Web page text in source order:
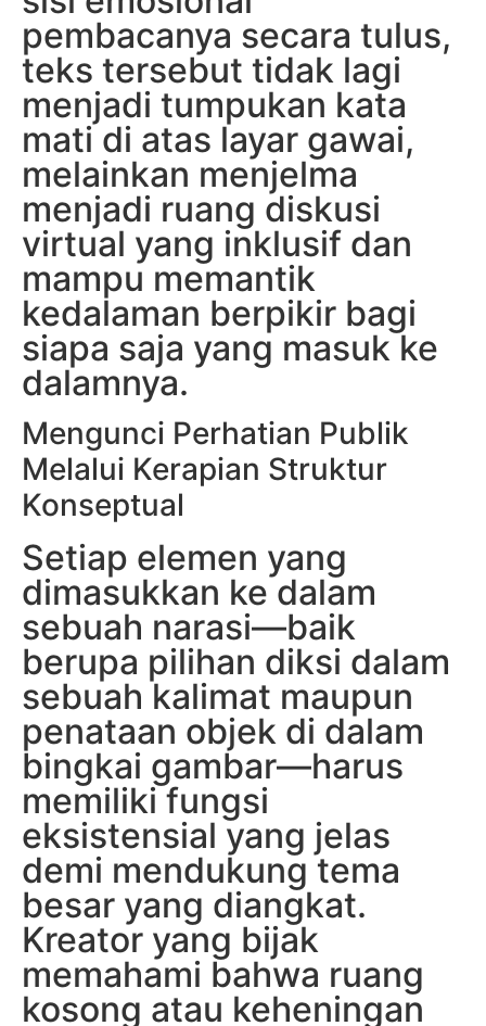
pembacanya secara tulus,
teks tersebut tidak lagi
menjadi tumpukan kata
mati di atas layar gawai,
melainkan menjelma
menjadi ruang diskusi
virtual yang inklusif dan
mampu memantik
kedalaman berpikir bagi
siapa saja yang masuk ke
dalamnya.
Mengunci Perhatian Publik
Melalui Kerapian Struktur
Konseptual
Setiap elemen yang
dimasukkan ke dalam
sebuah narasi—baik
berupa pilihan diksi dalam
sebuah kalimat maupun
penataan objek di dalam
bingkai gambar—harus
memiliki fungsi
eksistensial yang jelas
demi mendukung tema
besar yang diangkat.
Kreator yang bijak
memahami bahwa ruang
kosong atau keheningan